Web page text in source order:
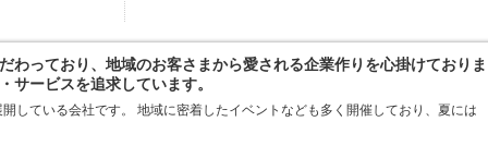
わっており、地域のお客さまから愛される企業作りを心掛けておりま
サービスを追求しています。
している会社です。 地域に密着したイベントなども多く開催しており、夏には